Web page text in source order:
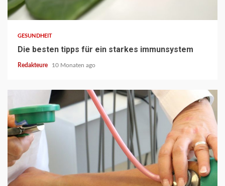
3 min read
GESUNDHEIT
Die besten tipps für ein starkes immunsystem
Redakteure 10 Monaten ago